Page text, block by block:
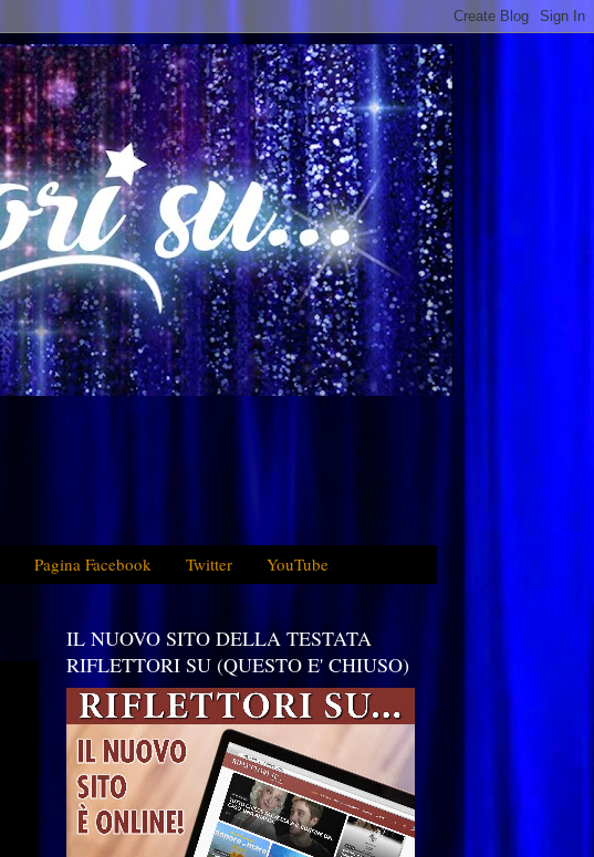
Pagina Facebook Twitter YouTube
IL NUOVO SITO DELLA TESTATA
RIFLETTORI SU (QUESTO E' CHIUSO)